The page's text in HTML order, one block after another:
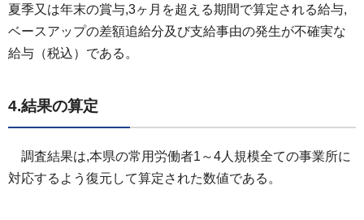
夏季又は年末の賞与,3ヶ月を超える期間で算定される給与,
ベースアップの差額追給分及び支給事由の発生が不確実な
給与（税込）である。
4.結果の算定
調査結果は,本県の常用労働者1～4人規模全ての事業所に
対応するよう復元して算定された数値である。